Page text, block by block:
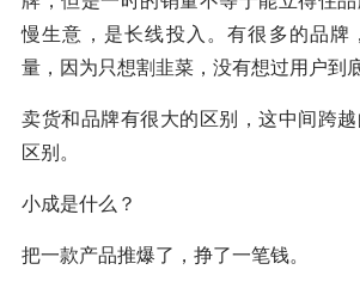
慢生意，是长线投入。有很多的品牌
量，因为只想割韭菜，没有想过用户到
卖货和品牌有很大的区别，这中间跨
区别。
小成是什么？
把一款产品推爆了，挣了一笔钱。